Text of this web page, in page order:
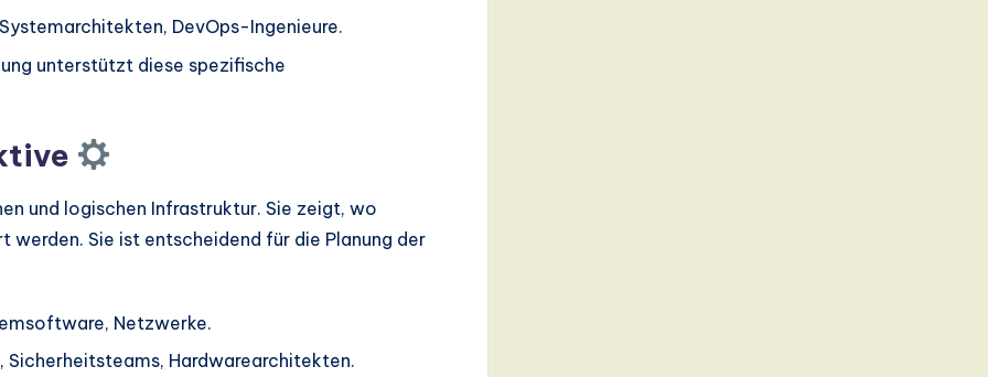
DevOps-Ingenieure.
unterstützt diese spezifische
und logischen Infrastruktur. Sie zeigt, wo
werden. Sie ist entscheidend für die Planung der
Netzwerke.
Sicherheitsteams, Hardwarearchitekten.